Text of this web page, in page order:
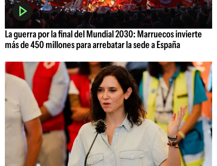
La guerra por la final del Mundial 2030: Marruecos invierte
más de 450 millones para arrebatar la sede a España